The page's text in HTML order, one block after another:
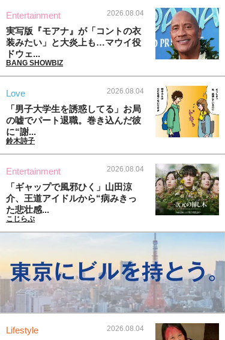
Entertainment 2026.08.04
実写版『モアナ』が「コントの衣
装みたい」と大炎上も…マウイ役
ドウェ...
BANG SHOWBIZ
Love 2026.08.04
「男子大学生を誘惑してる」お局
の嘘でパート退職。巻き込んだ彼
に“謝...
鈴木詩子
Entertainment 2026.08.04
「ギャップで風邪ひく」山田涼
介、王道アイドルから“病みきっ
た悲壮感...
こじらぶ
Lifestyle 2026.08.04